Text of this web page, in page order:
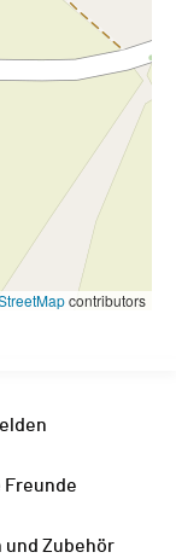
contributors
Freunde
und Zubehör